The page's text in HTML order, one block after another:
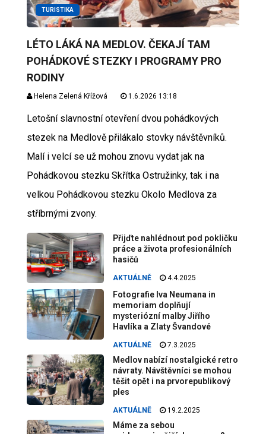
TURISTIKA
LÉTO LÁKÁ NA MEDLOV. ČEKAJÍ TAM
POHÁDKOVÉ STEZKY I PROGRAMY PRO
RODINY
Helena Zelená Křížová 1.6.2026 13:18
Letošní slavnostní otevření dvou pohádkových
stezek na Medlově přilákalo stovky návštěvníků.
Malí i velcí se už mohou znovu vydat jak na
Pohádkovou stezku Skřítka Ostružinky, tak i na
velkou Pohádkovou stezku Okolo Medlova za
stříbrnými zvony.
Přijďte nahlédnout pod pokličku
práce a života profesionálních
hasičů
AKTUÁLNĚ 4.4.2025
Fotografie Iva Neumana in
memoriam doplňují
mysteriózní malby Jiřího
Havlíka a Zlaty Švandové
AKTUÁLNĚ 7.3.2025
Medlov nabízí nostalgické retro
návraty. Návštěvníci se mohou
těšit opět i na prvorepublikový
ples
AKTUÁLNĚ 19.2.2025
Máme za sebou